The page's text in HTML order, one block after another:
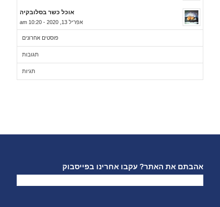
אוכל כשר בסלובקיה
אפריל 13, 2020 - 10:20 am
פוסטים אחרונים
תגובות
תגיות
אהבתם את האתר? עקבו אחרינו בפייסבוק